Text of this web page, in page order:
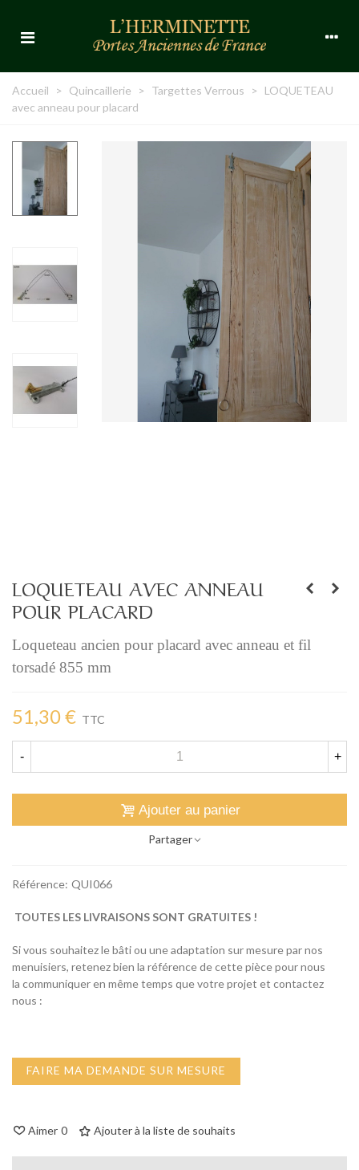
Accueil > Quincaillerie > Targettes Verrous > LOQUETEAU
avec anneau pour placard
LOQUETEAU AVEC ANNEAU
POUR PLACARD
Loqueteau ancien pour placard avec anneau et fil
torsadé 855 mm
51,30 € TTC
- +
Ajouter au panier
Partager
Référence: QUI066
TOUTES LES LIVRAISONS SONT GRATUITES !
Si vous souhaitez le bâti ou une adaptation sur mesure par nos
menuisiers, retenez bien la référence de cette pièce pour nous
la communiquer en même temps que votre projet et contactez
nous :
FAIRE MA DEMANDE SUR MESURE
Aimer 0 Ajouter à la liste de souhaits